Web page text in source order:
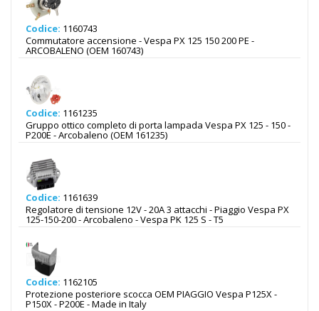
Codice: 1160743
Commutatore accensione - Vespa PX 125 150 200 PE -
ARCOBALENO (OEM 160743)
Codice: 1161235
Gruppo ottico completo di porta lampada Vespa PX 125 - 150 -
P200E - Arcobaleno (OEM 161235)
Codice: 1161639
Regolatore di tensione 12V - 20A 3 attacchi - Piaggio Vespa PX
125-150-200 - Arcobaleno - Vespa PK 125 S - T5
Codice: 1162105
Protezione posteriore scocca OEM PIAGGIO Vespa P125X -
P150X - P200E - Made in Italy